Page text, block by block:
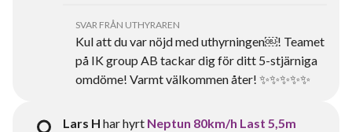
SVAR FRÅN UTHYRAREN
Kul att du var nöjd med uthyrningen￼! Teamet
på IK group AB tackar dig för ditt 5-stjärniga
omdöme! Varmt välkommen åter! ✨✨✨✨✨
Lars H har hyrt Neptun 80km/h Last 5,5m